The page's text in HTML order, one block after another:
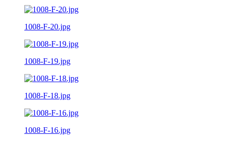
1008-F-20.jpg
1008-F-19.jpg
1008-F-18.jpg
1008-F-16.jpg